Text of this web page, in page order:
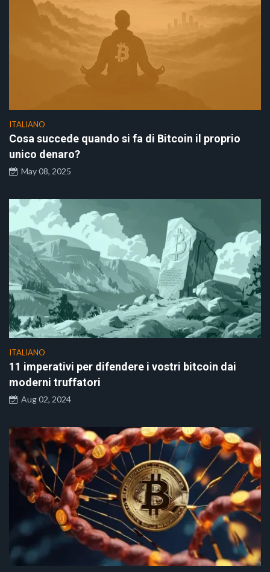
ITALIANO
Cosa succede quando si fa di Bitcoin il proprio
unico denaro?
May 08, 2025
ITALIANO
11 imperativi per difendere i vostri bitcoin dai
moderni truffatori
Aug 02, 2024